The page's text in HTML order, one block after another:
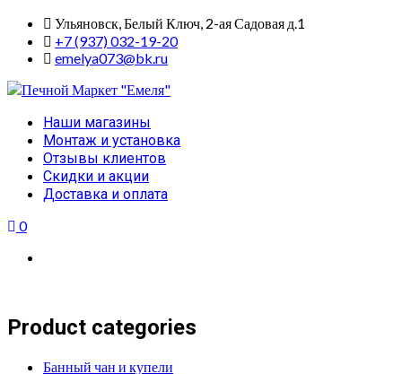
Skip
content
Ульяновск, Белый Ключ, 2-ая Садовая д.1
+7 (937) 032-19-20
emelya073@bk.ru
Primary
Menu
Наши магазины
Монтаж и установка
Отзывы клиентов
Скидки и акции
Доставка и оплата
0
Product categories
Банный чан и купели